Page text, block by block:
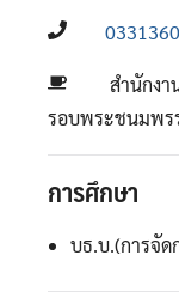
สำนักงานค
รอบพระชนมพร
การศึกษา
บธ.บ.(การจั